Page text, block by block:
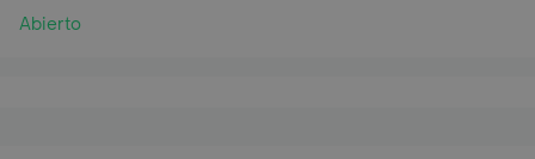
Abierto